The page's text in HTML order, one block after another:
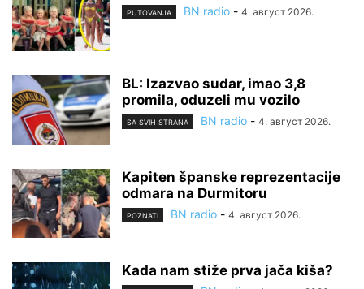
PUTOVANJA BN radio - 4. август 2026.
BL: Izazvao sudar, imao 3,8
promila, oduzeli mu vozilo
SA SVIH STRANA BN radio - 4. август 2026.
Kapiten španske reprezentacije
odmara na Durmitoru
POZNATI BN radio - 4. август 2026.
Kada nam stiže prva jača kiša?